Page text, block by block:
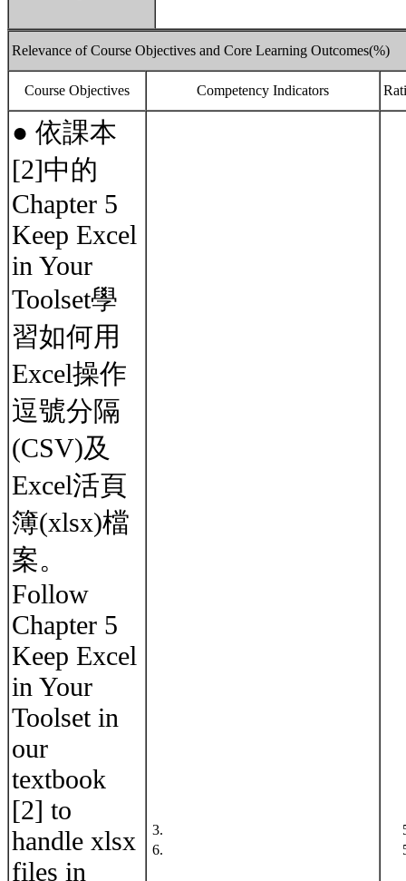
Relevance of Course Objectives and Core Learning Outcomes(%)
Course Objectives Competency Indicators
● 依課本
[2]中的
Chapter 5
Keep Excel
in Your
Toolset學
習如何用
Excel操作
逗號分隔
(CSV)及
Excel活頁
簿(xlsx)檔
案。
Follow
Chapter 5
Keep Excel
in Your
Toolset in
our
textbook
[2] to
handle xlsx
files in
3.
6.